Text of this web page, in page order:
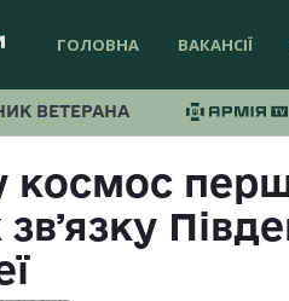
ГОЛОВНА ВАКАНСІЇ
ВЕТЕРАНА
космос